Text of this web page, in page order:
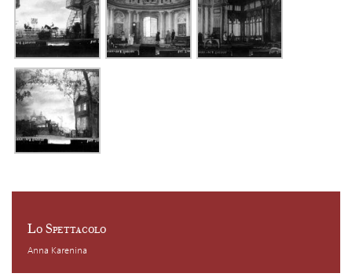
Lo Spettacolo
Anna Karenina